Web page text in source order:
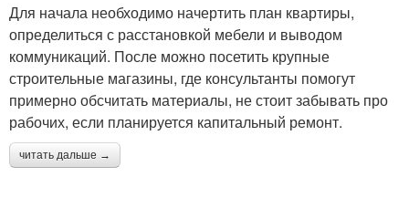
Для начала необходимо начертить план квартиры,
определиться с расстановкой мебели и выводом
коммуникаций. После можно посетить крупные
строительные магазины, где консультанты помогут
примерно обсчитать материалы, не стоит забывать про
рабочих, если планируется капитальный ремонт.
читать дальше →